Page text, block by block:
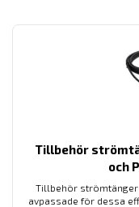
Tillbehör
och
Tillbehör strömtänger
avpassade för dessa